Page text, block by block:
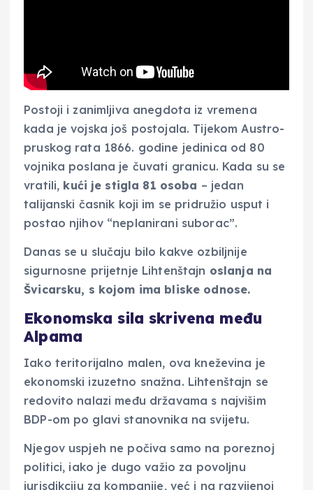
Postoji i zanimljiva anegdota iz vremena
kada je vojska još postojala. Tijekom Austro-
pruskog rata 1866. godine jedinica od 80
vojnika poslana je čuvati granicu. Kada su se
vratili, kući je stigla 81 osoba – jedan
talijanski časnik koji im se pridružio usput i
postao njihov “neplanirani suborac”.
Danas se u slučaju bilo kakve ozbiljnije
sigurnosne prijetnje Lihtenštajn oslanja na
Švicarsku, s kojom ima bliske odnose.
Ekonomska sila skrivena među
Alpama
Iako teritorijalno malen, ova kneževina je
ekonomski izuzetno snažna. Lihtenštajn se
redovito nalazi među državama s najvišim
BDP-om po glavi stanovnika na svijetu.
Njegov uspjeh ne počiva samo na poreznoj
politici, iako je dugo važio za povoljnu
jurisdikciju za kompanije, već i na razvijenoj